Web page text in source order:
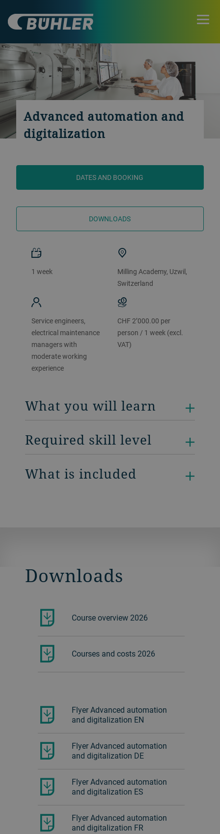
Advanced automation and
digitalization
DATES AND BOOKING
DOWNLOADS
1 week
Milling Academy, Uzwil,
Switzerland
Service engineers,
electrical maintenance
managers with
moderate working
experience
CHF 2’000.00 per
person / 1 week (excl.
VAT)
What you will learn
Required skill level
What is included
Downloads
Course overview 2026
Courses and costs 2026
Flyer Advanced automation
and digitalization EN
Flyer Advanced automation
and digitalization DE
Flyer Advanced automation
and digitalization ES
Flyer Advanced automation
and digitalization FR